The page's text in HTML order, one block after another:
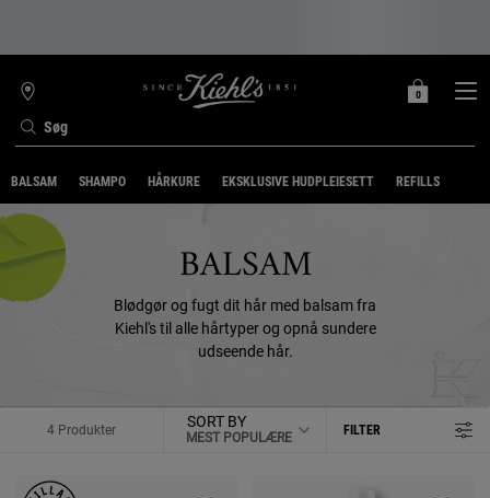
Søg
FIND
BUTIK
MIN
0
0 PRODUKT
BALSAM SHAMPO HÅRKURE EKSKLUSIVE HUDPLEIESETT REFILLS
BALSAM
Blødgør og fugt dit hår med balsam fra
Kiehl's til alle hårtyper og opnå sundere
udseende hår.
4 Produkter SORT BY FILTER
FILTER MENU